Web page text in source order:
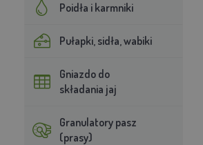
Poidła i karmniki
Pułapki, sidła, wabiki
Gniazdo do
składania jaj
Granulatory pasz
(prasy)